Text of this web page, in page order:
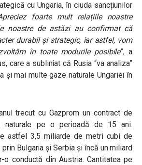
cu Ungaria, în ciuda sancțiunilor
foarte mult relațiile noastre
noastre de astăzi au confirmat că
durabil și strategic, iar astfel, vom
în toate modurile posibile”, a
care a subliniat că Rusia “va analiza”
și mai multe gaze naturale Ungariei în
trecut cu Gazprom un contract de
naturale pe o perioadă de 15 ani.
astfel 3,5 miliarde de metri cubi de
Bulgaria și Serbia și încă un miliard
o conductă din Austria. Cantitatea pe